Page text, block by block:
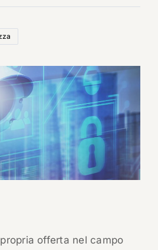
offerta nel campo